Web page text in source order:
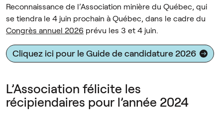
Reconnaissance de l’Association minière du Québec, qui
se tiendra le 4 juin prochain à Québec, dans le cadre du
Congrès annuel 2026 prévu les 3 et 4 juin.
Cliquez ici pour le Guide de candidature 2026
L’Association félicite les
récipiendaires pour l’année 2024